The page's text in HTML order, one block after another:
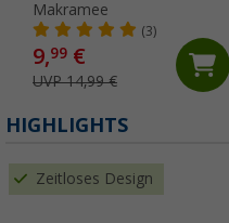
Makramee
(3)
9,99 €
UVP 14,99 €
HIGHLIGHTS
Zeitloses Design